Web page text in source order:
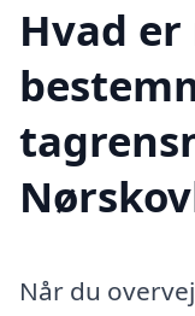
Hvad
Når du